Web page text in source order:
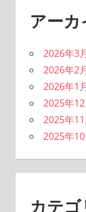
アーカ
2026年3
2026年2
2026年1
2025年12
2025年11
2025年10
カテゴ